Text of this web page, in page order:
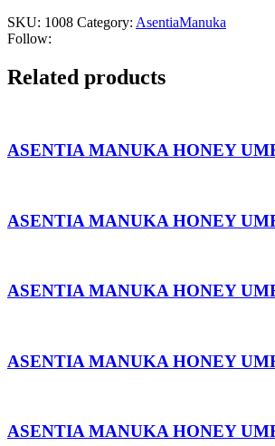
SKU: 1008 Category: AsentiaManuka
Follow:
Related products
ASENTIA MANUKA HONEY
ASENTIA MANUKA HONEY
ASENTIA MANUKA HONEY
ASENTIA MANUKA HONEY
ASENTIA MANUKA HONEY